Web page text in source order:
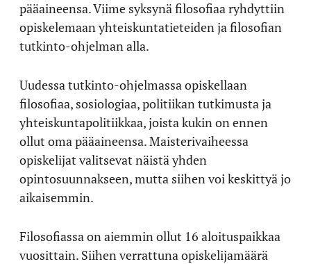
pääaineensa. Viime syksynä filosofiaa ryhdyttiin
opiskelemaan yh­teis­kun­ta­tietei­den ja fi­lo­sofian
tut­kin­to-oh­jel­man alla.
Uudessa tutkinto-ohjelmassa opiskellaan
filosofiaa, sosiologiaa, politiikan tutkimusta ja
yhteiskuntapolitiikkaa, joista kukin on ennen
ollut oma pääaineensa. Maisterivaiheessa
opiskelijat valitsevat näistä yhden
opintosuunnakseen, mutta siihen voi keskittyä jo
aikaisemmin.
Filosofiassa on aiemmin ollut 16 aloituspaikkaa
vuosittain. Siihen verrattuna opiskelijamäärä